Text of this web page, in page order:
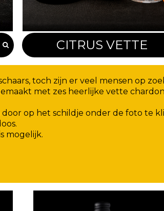
CITRUS VETTE
toch zijn er veel mensen op
met zes heerlijke vette
door op het schildje onder de foto
mogelijk.